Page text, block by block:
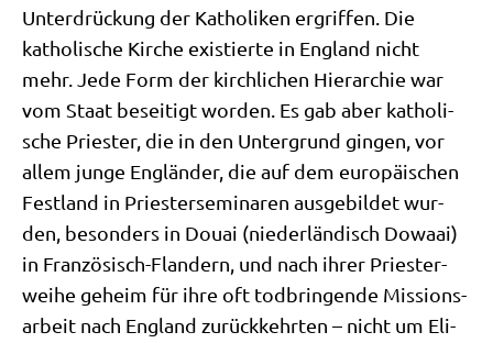
Unter­drückung der Katho­li­ken ergrif­fen. Die
katho­li­sche Kir­che exi­stier­te in Eng­land nicht
mehr. Jede Form der kirch­li­chen Hier­ar­chie war
vom Staat besei­tigt wor­den. Es gab aber katho­li­
sche Prie­ster, die in den Unter­grund gin­gen, vor
allem jun­ge Eng­län­der, die auf dem euro­päi­schen
Fest­land in Prie­ster­se­mi­na­ren aus­ge­bil­det wur­
den, beson­ders in Douai (nie­der­län­disch Dowaai)
in Fran­zö­sisch-Flan­dern, und nach ihrer Prie­ster­
wei­he geheim für ihre oft tod­brin­gen­de Mis­si­ons­
ar­beit nach Eng­land zurück­kehr­ten – nicht um Eli­